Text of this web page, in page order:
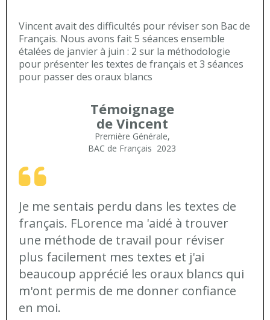
Vincent avait des difficultés pour réviser son Bac de
Français. Nous avons fait 5 séances ensemble
étalées de janvier à juin : 2 sur la méthodologie
pour présenter les textes de français et 3 séances
pour passer des oraux blancs
Témoignage
de Vincent
Première Générale,
BAC de Français 2023
Je me sentais perdu dans les textes de
français. FLorence ma 'aidé à trouver
une méthode de travail pour réviser
plus facilement mes textes et j'ai
beaucoup apprécié les oraux blancs qui
m'ont permis de me donner confiance
en moi.